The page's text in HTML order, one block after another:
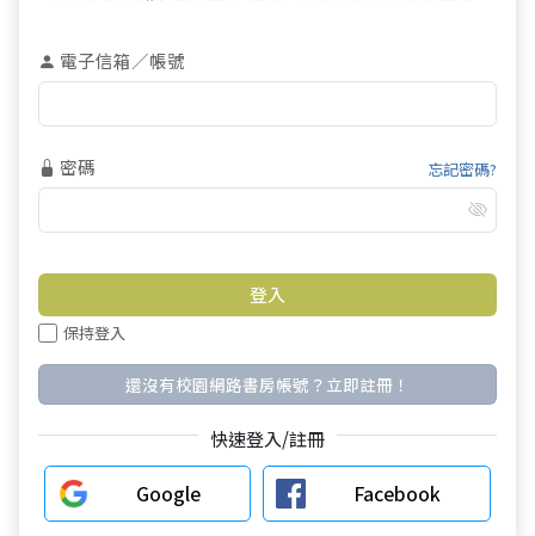
電子信箱／帳號
密碼 忘記密碼?
保持登入
還沒有校園網路書房帳號？立即註冊！
快速登入/註冊
Google Facebook